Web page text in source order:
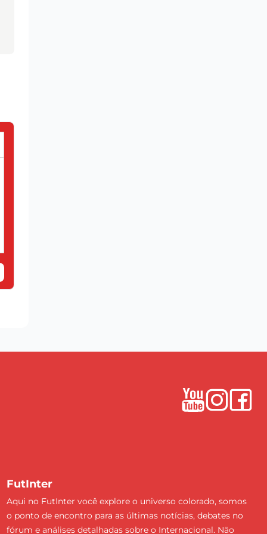
FutInter
Aqui no FutInter você explore o universo colorado, somos
o ponto de encontro para as últimas notícias, debates no
fórum e análises detalhadas sobre o Internacional. Não